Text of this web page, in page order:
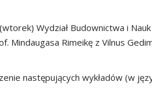
Wydział Budownictwa i
Mindaugasa Rimeikę z Vilnus
następujących wykładów (w